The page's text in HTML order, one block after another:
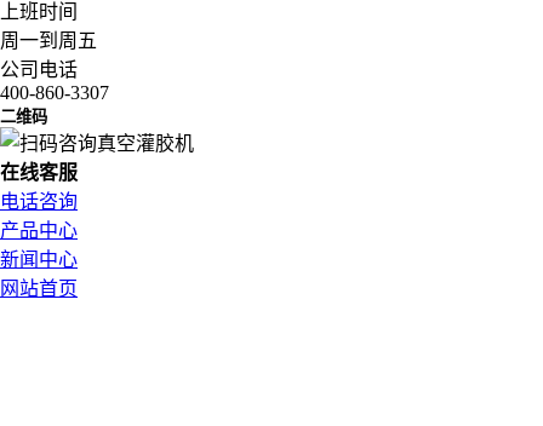
上班时间
周一到周五
公司电话
400-860-3307
二维码
在线客服
电话咨询
产品中心
新闻中心
网站首页